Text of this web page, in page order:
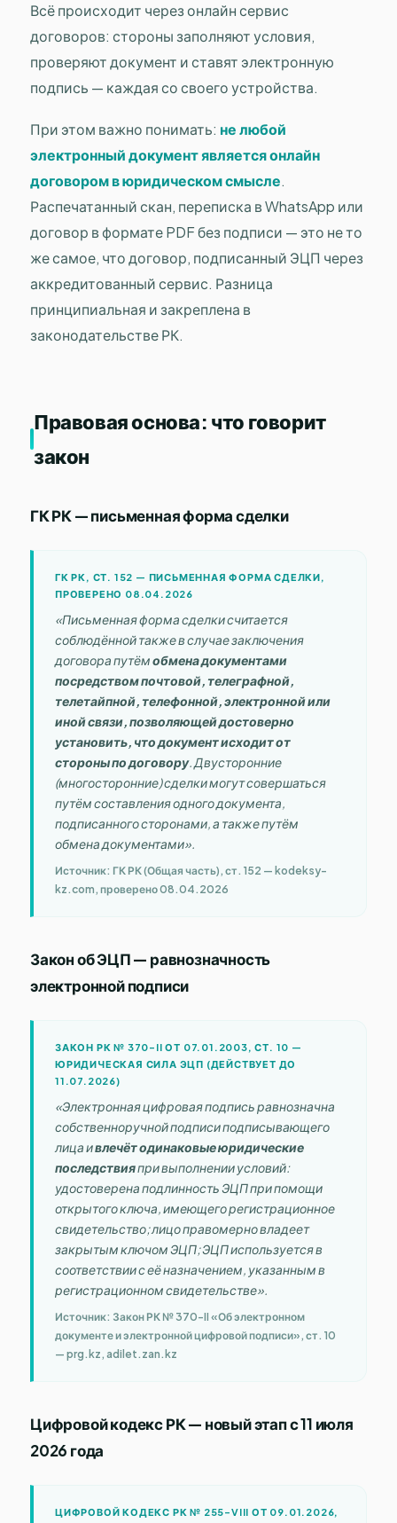
Всё происходит через онлайн сервис
договоров: стороны заполняют условия,
проверяют документ и ставят электронную
подпись — каждая со своего устройства.
При этом важно понимать: не любой
электронный документ является онлайн
договором в юридическом смысле.
Распечатанный скан, переписка в WhatsApp или
договор в формате PDF без подписи — это не то
же самое, что договор, подписанный ЭЦП через
аккредитованный сервис. Разница
принципиальная и закреплена в
законодательстве РК.
Правовая основа: что говорит
закон
ГК РК — письменная форма сделки
ГК РК, СТ. 152 — ПИСЬМЕННАЯ ФОРМА СДЕЛКИ,
ПРОВЕРЕНО 08.04.2026
«Письменная форма сделки считается
соблюдённой также в случае заключения
договора путёмобмена документами
посредством почтовой, телеграфной,
телетайпной, телефонной, электронной или
иной связи, позволяющей достоверно
установить, что документ исходит от
стороны по договору. Двусторонние
(многосторонние) сделки могут совершаться
путём составления одного документа,
подписанного сторонами, а также путём
обмена документами».
Источник: ГК РК (Общая часть), ст. 152 — kodeksy-
kz.com, проверено 08.04.2026
Закон об ЭЦП — равнозначность
электронной подписи
ЗАКОН РК № 370-II ОТ 07.01.2003, СТ. 10 —
ЮРИДИЧЕСКАЯ СИЛА ЭЦП (ДЕЙСТВУЕТ ДО
11.07.2026)
«Электронная цифровая подпись равнозначна
собственноручной подписи подписывающего
лица ивлечёт одинаковые юридические
последствияпри выполнении условий:
удостоверена подлинность ЭЦП при помощи
открытого ключа, имеющего регистрационное
свидетельство; лицо правомерно владеет
закрытым ключом ЭЦП; ЭЦП используется в
соответствии с её назначением, указанным в
регистрационном свидетельстве».
Источник: Закон РК № 370-II «Об электронном
документе и электронной цифровой подписи», ст. 10
— prg.kz, adilet.zan.kz
Цифровой кодекс РК — новый этап с 11 июля
2026 года
ЦИФРОВОЙ КОДЕКС РК № 255-VIII ОТ 09.01.2026,